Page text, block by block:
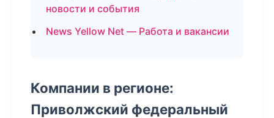
новости и события
News Yellow Net — Работа и вакансии
Компании в регионе:
Приволжский федеральный